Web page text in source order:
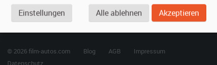
Berühmte Filmautos –
unsere Top 10 ...
© 2026 film-autos.com Blog AGB
Impressum
Datenschutz
Einstellungen Alle ablehnen Akzeptieren